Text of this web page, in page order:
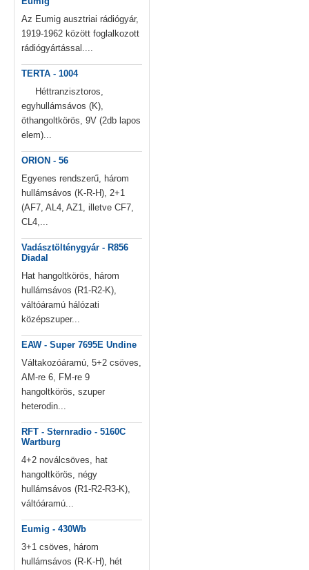
Az Eumig ausztriai rádiógyár,
1919-1962 között foglalkozott
rádiógyártással....
TERTA - 1004
Héttranzisztoros,
egyhullámsávos (K),
öthangoltkörös, 9V (2db lapos
elem)...
ORION - 56
Egyenes rendszerű, három
hullámsávos (K-R-H), 2+1
(AF7, AL4, AZ1, illetve CF7,
CL4,...
Vadásztölténygyár - R856
Diadal
Hat hangoltkörös, három
hullámsávos (R1-R2-K),
váltóáramú hálózati
középszuper...
EAW - Super 7695E Undine
Váltakozóáramú, 5+2 csöves,
AM-re 6, FM-re 9
hangoltkörös, szuper
heterodin...
RFT - Sternradio - 5160C
Wartburg
4+2 noválcsöves, hat
hangoltkörös, négy
hullámsávos (R1-R2-R3-K),
váltóáramú...
Eumig - 430Wb
3+1 csöves, három
hullámsávos (R-K-H), hét